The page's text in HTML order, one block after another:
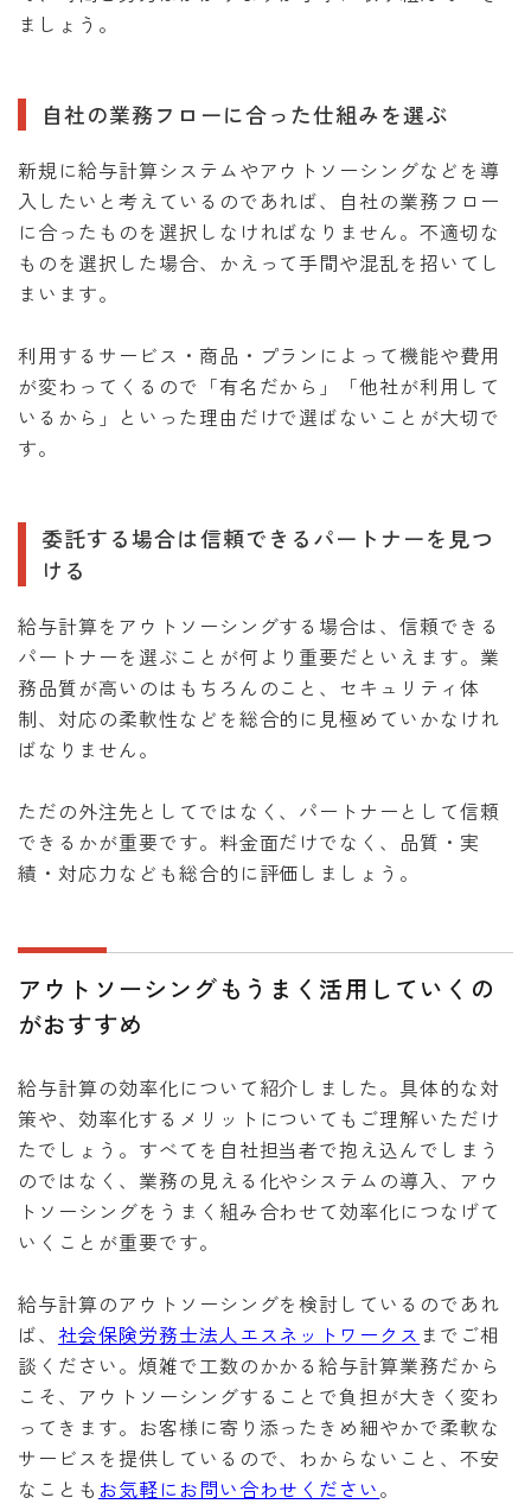
ましょう。
自社の業務フローに合った仕組みを選ぶ
新規に給与計算システムやアウトソーシングなどを導
入したいと考えているのであれば、自社の業務フロー
に合ったものを選択しなければなりません。不適切な
ものを選択した場合、かえって手間や混乱を招いてし
まいます。
利用するサービス・商品・プランによって機能や費用
が変わってくるので「有名だから」「他社が利用して
いるから」といった理由だけで選ばないことが大切で
す。
委託する場合は信頼できるパートナーを見つ
ける
給与計算をアウトソーシングする場合は、信頼できる
パートナーを選ぶことが何より重要だといえます。業
務品質が高いのはもちろんのこと、セキュリティ体
制、対応の柔軟性などを総合的に見極めていかなけれ
ばなりません。
ただの外注先としてではなく、パートナーとして信頼
できるかが重要です。料金面だけでなく、品質・実
績・対応力なども総合的に評価しましょう。
アウトソーシングもうまく活用していくの
がおすすめ
給与計算の効率化について紹介しました。具体的な対
策や、効率化するメリットについてもご理解いただけ
たでしょう。すべてを自社担当者で抱え込んでしまう
のではなく、業務の見える化やシステムの導入、アウ
トソーシングをうまく組み合わせて効率化につなげて
いくことが重要です。
給与計算のアウトソーシングを検討しているのであれ
ば、 社会保険労務士法人エスネットワークス までご相
談ください。煩雑で工数のかかる給与計算業務だから
こそ、アウトソーシングすることで負担が大きく変わ
ってきます。お客様に寄り添ったきめ細やかで柔軟な
サービスを提供しているので、わからないこと、不安
なことも お気軽にお問い合わせください。